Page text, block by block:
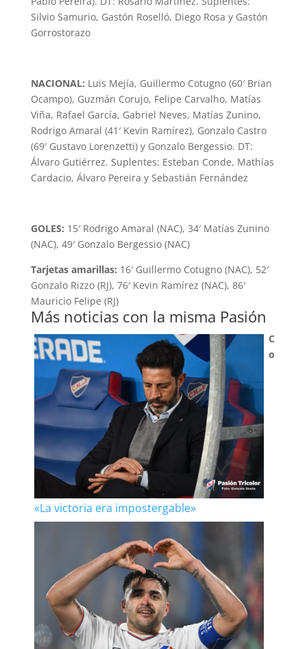
Silvio Samurio, Gastón Roselló, Diego Rosa y Gastón
Gorrostorazo
NACIONAL: Luis Mejía, Guillermo Cotugno (60′ Brian
Ocampo), Guzmán Corujo, Felipe Carvalho, Matías
Viña, Rafael García, Gabriel Neves, Matías Zunino,
Rodrigo Amaral (41′ Kevin Ramírez), Gonzalo Castro
(69′ Gustavo Lorenzetti) y Gonzalo Bergessio. DT:
Álvaro Gutiérrez. Suplentes: Esteban Conde, Mathías
Cardacio, Álvaro Pereira y Sebastián Fernández
GOLES: 15′ Rodrigo Amaral (NAC), 34′ Matías Zunino
(NAC), 49′ Gonzalo Bergessio (NAC)
Tarjetas amarillas: 16′ Guillermo Cotugno (NAC), 52′
Gonzalo Rizzo (RJ), 76′ Kevin Ramírez (NAC), 86′
Mauricio Felipe (RJ)
Más noticias con la misma Pasión
«La victoria era impostergable»
C
o